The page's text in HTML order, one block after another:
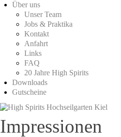
Über uns
Unser Team
Jobs & Praktika
Kontakt
Anfahrt
Links
FAQ
20 Jahre High Spirits
Downloads
Gutscheine
Impressionen